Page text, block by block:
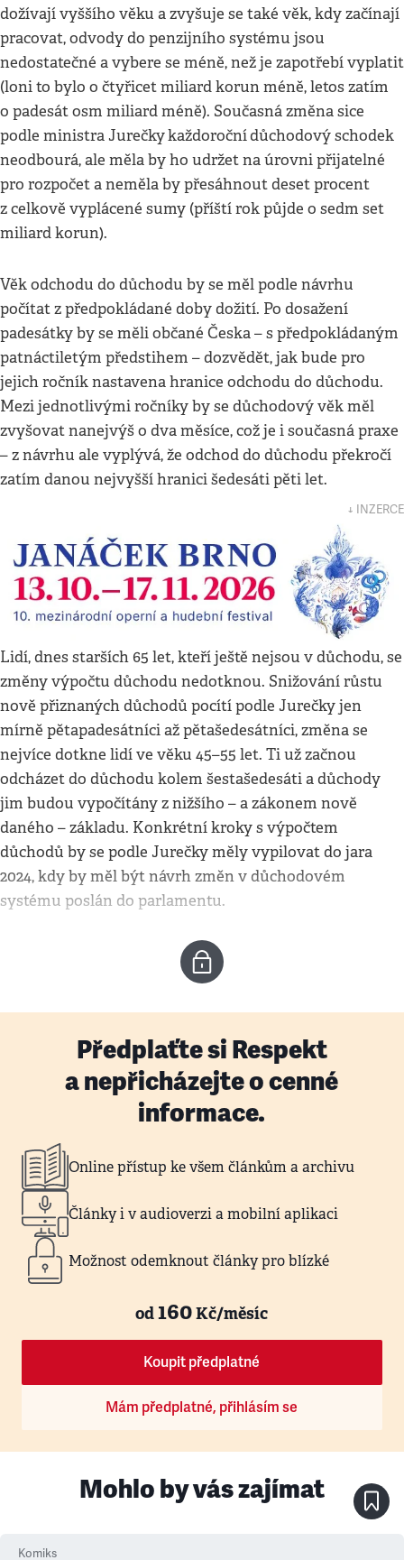
dožívají vyššího věku a zvyšuje se také věk, kdy začínají
pracovat, odvody do penzijního systému jsou
nedostatečné a vybere se méně, než je zapotřebí vyplatit
(loni to bylo o čtyřicet miliard korun méně, letos zatím
o padesát osm miliard méně). Současná změna sice
podle ministra Jurečkykaždoročnídůchodový schodek
neodbourá, ale měla by ho udržet na úrovni přijatelné
pro rozpočet a neměla by přesáhnout deset procent
z celkově vyplácené sumy (příští rok půjde o sedm set
miliard korun).
Věk odchodu do důchodu by se měl podle návrhu
počítat z předpokládané doby dožití. Po dosažení
padesátky by se měli občané Česka – s předpokládaným
patnáctiletým předstihem – dozvědět, jak bude pro
jejich ročník nastavena hranice odchodu do důchodu.
Mezi jednotlivými ročníky by se důchodový věk měl
zvyšovat nanejvýš o dva měsíce, což je i současná praxe
– z návrhu ale vyplývá, že odchod do důchodu překročí
zatím danou nejvyšší hranici šedesáti pěti let.
↓ INZERCE
Lidí, dnes starších 65 let, kteří ještě nejsou v důchodu, se
změny výpočtu důchodu nedotknou. Snižování růstu
nově přiznaných důchodů pocítí podle Jurečky jen
mírně pětapadesátníci až pětašedesátníci, změna se
nejvíce dotkne lidí ve věku 45–55 let. Ti už začnou
odcházet do důchodu kolem šestašedesáti a důchody
jim budou vypočítány z nižšího – a zákonem nově
daného – základu. Konkrétní kroky s výpočtem
důchodů by se podle Jurečky měly vypilovat do jara
2024, kdy by měl být návrh změn v důchodovém
systému poslán do parlamentu.
Předplaťte si Respekt
a nepřicházejte o cenné
informace.
Online přístup ke všem článkům a archivu
Články i v audioverzi a mobilní aplikaci
Možnost odemknout články pro blízké
od160Kč/měsíc
Koupit předplatné
Mám předplatné, přihlásím se
Mohlo by vás zajímat
Komiks